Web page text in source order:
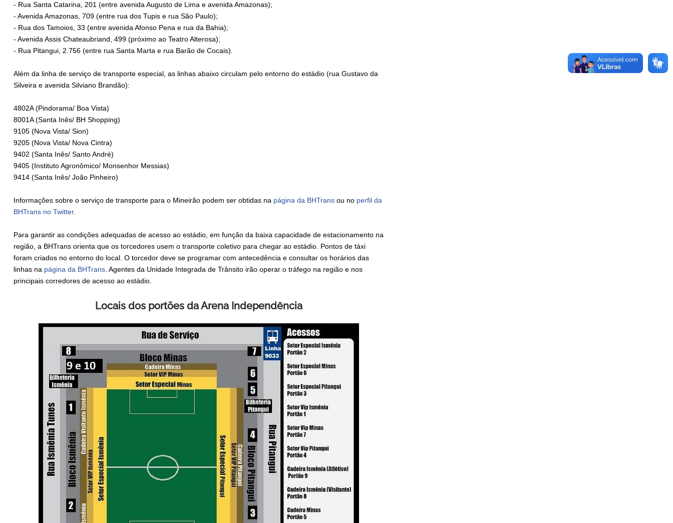
- Rua Santa Catarina, 201 (entre avenida Augusto de Lima e avenida Amazonas);
- Avenida Amazonas, 709 (entre rua dos Tupis e rua São Paulo);
- Rua dos Tamoios, 33 (entre avenida Afonso Pena e rua da Bahia);
- Avenida Assis Chateaubriand, 499 (próximo ao Teatro Alterosa);
- Rua Pitangui, 2.756 (entre rua Santa Marta e rua Barão de Cocais).
Além da linha de serviço de transporte especial, as linhas abaixo circulam pelo entorno do estádio (rua Gustavo da
Silveira e avenida Silviano Brandão):
4802A (Pindorama/ Boa Vista)
8001A (Santa Inês/ BH Shopping)
9105 (Nova Vista/ Sion)
9205 (Nova Vista/ Nova Cintra)
9402 (Santa Inês/ Santo André)
9405 (Instituto Agronômico/ Monsenhor Messias)
9414 (Santa Inês/ João Pinheiro)
Informações sobre o serviço de transporte para o Mineirão podem ser obtidas na página da BHTrans ou no perfil da
BHTrans no Twitter.
Para garantir as condições adequadas de acesso ao estádio, em função da baixa capacidade de estacionamento na
região, a BHTrans orienta que os torcedores usem o transporte coletivo para chegar ao estádio. Pontos de táxi
foram criados no entorno do local. O torcedor deve se programar com antecedência e consultar os horários das
linhas na página da BHTrans. Agentes da Unidade Integrada de Trânsito irão operar o tráfego na região e nos
principais corredores de acesso ao estádio.
Locais dos portões da Arena Independência